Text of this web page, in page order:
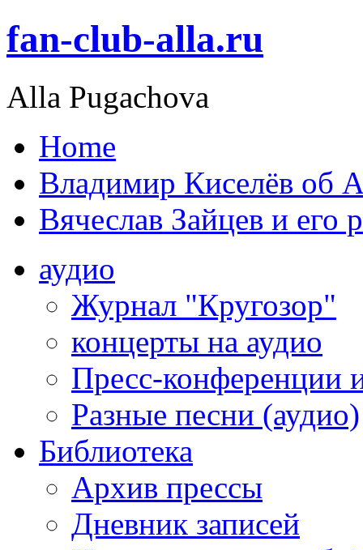
fan-club-alla.ru
Alla Pugachova
Home
Владимир Киселёв об
Вячеслав Зайцев и его
аудио
Журнал "Кругозор"
концерты на аудио
Пресс-конференции
Разные песни (аудио)
Библиотека
Архив прессы
Дневник записей